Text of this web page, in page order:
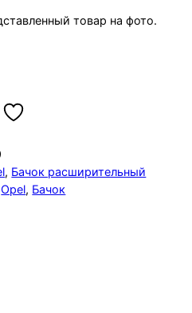
товар на фото.
, Бачок расширительный
Opel, Бачок